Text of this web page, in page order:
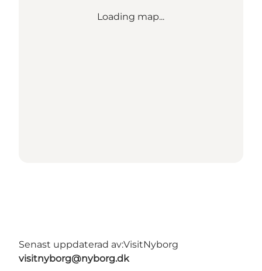
Loading map...
Senast uppdaterad av:VisitNyborg
visitnyborg@nyborg.dk